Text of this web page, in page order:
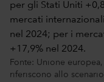
Fonte: Unione
riferiscono allo